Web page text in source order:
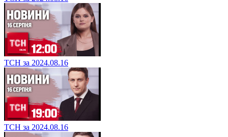
ТСН за 2024.08.16
ТСН за 2024.08.16